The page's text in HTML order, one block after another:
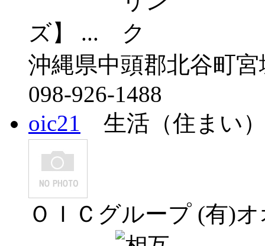
ズ】 ...
沖縄県中頭郡北谷町宮
098-926-1488
oic21 生活（住まい
ＯＩＣグループ (有)